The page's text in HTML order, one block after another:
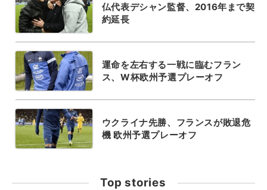
仏代表デシャン監督、2016年まで契
約延長
運命を左右する一戦に臨むフラン
ス、W杯欧州予選プレーオフ
ウクライナ先勝、フランスが敗退危
機 欧州予選プレーオフ
Top stories